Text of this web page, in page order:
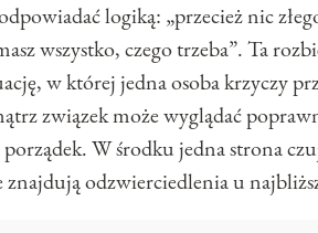
logiką: „przecież nic
wszystko, czego trzeba”. Ta
w której jedna osoba krzyczy
związek może wyglądać
W środku jedna strona
odzwierciedlenia u